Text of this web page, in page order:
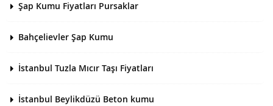
Şap Kumu Fiyatları Pursaklar
Bahçelievler Şap Kumu
İstanbul Tuzla Mıcır Taşı Fiyatları
İstanbul Beylikdüzü Beton kumu